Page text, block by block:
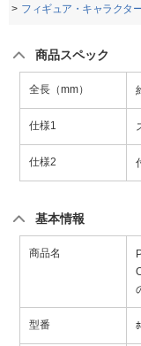
フィギュア・キャラクタ
商品スペック
全長（mm）
仕様1
仕様2
基本情報
商品名
型番